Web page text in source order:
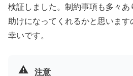
検証しました。制約事項も多々
助けになってくれるかと思いま
幸いです。
⚠️ 注意